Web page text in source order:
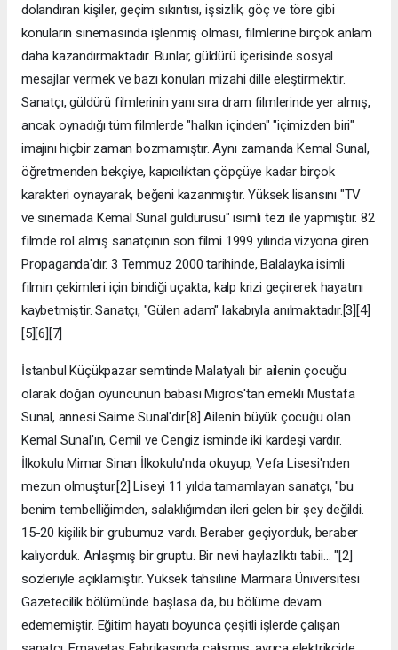
dolandıran kişiler, geçim sıkıntısı, işsizlik, göç ve töre gibi
konuların sinemasında işlenmiş olması, filmlerine birçok anlam
daha kazandırmaktadır. Bunlar, güldürü içerisinde sosyal
mesajlar vermek ve bazı konuları mizahi dille eleştirmektir.
Sanatçı, güldürü filmlerinin yanı sıra dram filmlerinde yer almış,
ancak oynadığı tüm filmlerde "halkın içinden" "içimizden biri"
imajını hiçbir zaman bozmamıştır. Aynı zamanda Kemal Sunal,
öğretmenden bekçiye, kapıcılıktan çöpçüye kadar birçok
karakteri oynayarak, beğeni kazanmıştır. Yüksek lisansını "TV
ve sinemada Kemal Sunal güldürüsü" isimli tezi ile yapmıştır. 82
filmde rol almış sanatçının son filmi 1999 yılında vizyona giren
Propaganda'dır. 3 Temmuz 2000 tarihinde, Balalayka isimli
filmin çekimleri için bindiği uçakta, kalp krizi geçirerek hayatını
kaybetmiştir. Sanatçı, "Gülen adam" lakabıyla anılmaktadır.[3][4]
[5][6][7]
İstanbul Küçükpazar semtinde Malatyalı bir ailenin çocuğu
olarak doğan oyuncunun babası Migros'tan emekli Mustafa
Sunal, annesi Saime Sunal'dır.[8] Ailenin büyük çocuğu olan
Kemal Sunal'ın, Cemil ve Cengiz isminde iki kardeşi vardır.
İlkokulu Mimar Sinan İlkokulu'nda okuyup, Vefa Lisesi'nden
mezun olmuştur.[2] Liseyi 11 yılda tamamlayan sanatçı, "bu
benim tembelliğimden, salaklığımdan ileri gelen bir şey değildi.
15-20 kişilik bir grubumuz vardı. Beraber geçiyorduk, beraber
kalıyorduk. Anlaşmış bir gruptu. Bir nevi haylazlıktı tabii… "[2]
sözleriyle açıklamıştır. Yüksek tahsiline Marmara Üniversitesi
Gazetecilik bölümünde başlasa da, bu bölüme devam
edememiştir. Eğitim hayatı boyunca çeşitli işlerde çalışan